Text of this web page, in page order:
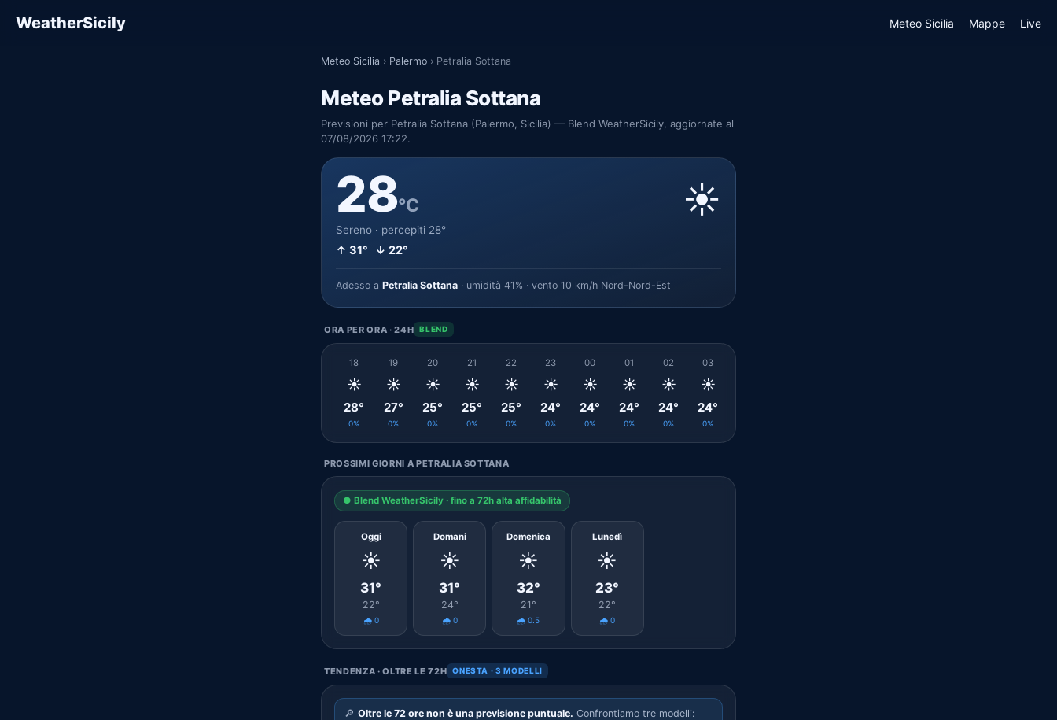
WeatherSicily Meteo Sicilia Mappe Live
Meteo Sicilia › Palermo › Petralia Sottana
Meteo Petralia Sottana
Previsioni per Petralia Sottana (Palermo, Sicilia) — Blend WeatherSicily, aggiornate al
07/08/2026 17:22.
28°C
Sereno · percepiti 28°
↑ 31° ↓ 22°
☀️
Adesso a Petralia Sottana · umidità 41% · vento 10 km/h Nord-Nord-Est
ORA PER ORA · 24H BLEND
18
☀️
28°
0%
19
☀️
27°
0%
20
☀️
25°
0%
21
☀️
25°
0%
22
☀️
25°
0%
23
☀️
24°
0%
00
☀️
24°
0%
01
☀️
24°
0%
02
☀️
24°
0%
03
☀️
24°
0%
PROSSIMI GIORNI A PETRALIA SOTTANA
● Blend WeatherSicily · fino a 72h alta affidabilità
Oggi
☀️
31°
22°
🌧️ 0
Domani
☀️
31°
24°
🌧️ 0
Domenica
☀️
32°
21°
🌧️ 0.5
Lunedì
☀️
23°
22°
🌧️ 0
TENDENZA · OLTRE LE 72H ONESTA · 3 MODELLI
🔎 Oltre le 72 ore non è una previsione puntuale. Confrontiamo tre modelli: